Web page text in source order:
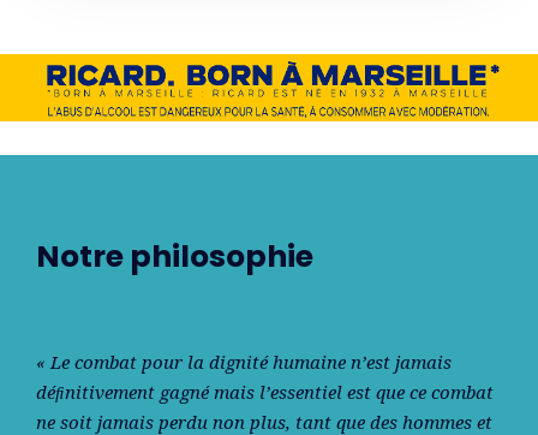
Notre philosophie
« Le combat pour la dignité humaine n’est jamais
déﬁnitivement gagné mais l’essentiel est que ce combat
ne soit jamais perdu non plus, tant que des hommes et